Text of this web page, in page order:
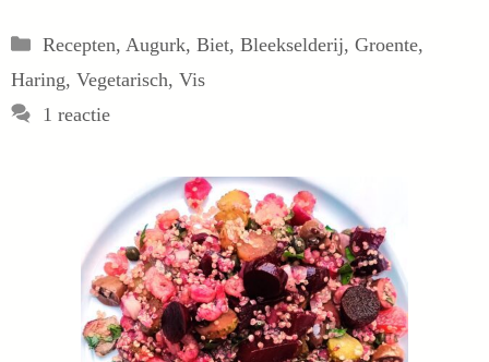
Categorieën
Recepten, Augurk, Biet, Bleekselderij, Groente,
Haring, Vegetarisch, Vis
1 reactie